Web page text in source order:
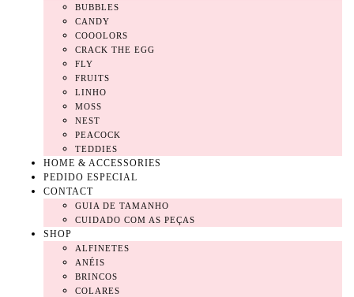
BUBBLES
CANDY
COOOLORS
CRACK THE EGG
FLY
FRUITS
LINHO
MOSS
NEST
PEACOCK
TEDDIES
HOME & ACCESSORIES
PEDIDO ESPECIAL
CONTACT
GUIA DE TAMANHO
CUIDADO COM AS PEÇAS
SHOP
ALFINETES
ANÉIS
BRINCOS
COLARES